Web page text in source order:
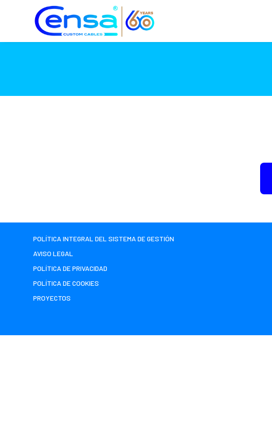
POLÍTICA INTEGRAL DEL SISTEMA DE GESTIÓN
AVISO LEGAL
POLÍTICA DE PRIVACIDAD
POLÍTICA DE COOKIES
PROYECTOS